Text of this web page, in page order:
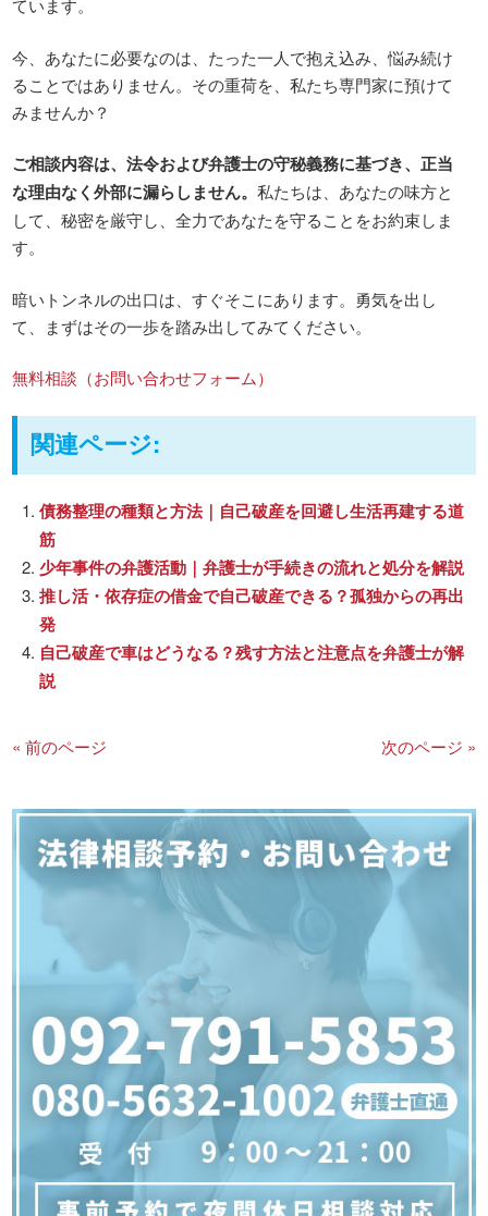
ています。
今、あなたに必要なのは、たった一人で抱え込み、悩み続け
ることではありません。その重荷を、私たち専門家に預けて
みませんか？
ご相談内容は、法令および弁護士の守秘義務に基づき、正当
な理由なく外部に漏らしません。私たちは、あなたの味方と
して、秘密を厳守し、全力であなたを守ることをお約束しま
す。
暗いトンネルの出口は、すぐそこにあります。勇気を出し
て、まずはその一歩を踏み出してみてください。
無料相談（お問い合わせフォーム）
関連ページ:
債務整理の種類と方法｜自己破産を回避し生活再建する道
筋
少年事件の弁護活動｜弁護士が手続きの流れと処分を解説
推し活・依存症の借金で自己破産できる？孤独からの再出
発
自己破産で車はどうなる？残す方法と注意点を弁護士が解
説
« 前のページ 次のページ »